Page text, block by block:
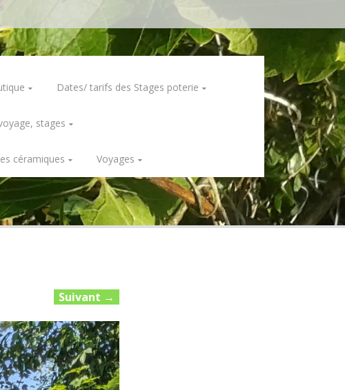
Dates/ tarifs des Stages poterie
stages
céramiques Voyages
Suivant →